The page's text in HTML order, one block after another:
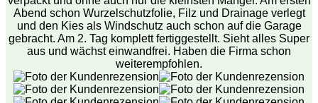
Abend schon Wurzelschutzfolie, Filz und Drainage verlegt
und den Kies als Windschutz auch schon auf die Garage
gebracht. Am 2. Tag komplett fertiggestellt. Sieht alles Super
aus und wächst einwandfrei. Haben die Firma schon
weiterempfohlen.